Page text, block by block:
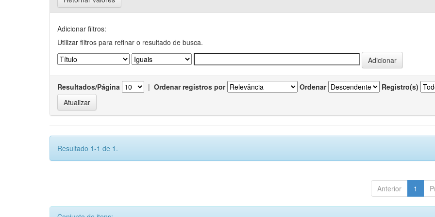
Adicionar filtros:
Utilizar filtros para refinar o resultado de busca.
Resultados/Página | Ordenar registros por Ordenar Registro(s)
Resultado 1-1 de 1.
Anterior 1